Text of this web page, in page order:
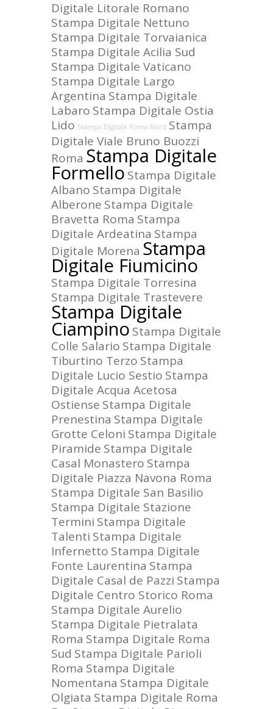
Digitale Litorale Romano
Stampa Digitale Nettuno
Stampa Digitale Torvaianica
Stampa Digitale Acilia Sud
Stampa Digitale Vaticano
Stampa Digitale Largo
Argentina Stampa Digitale
Labaro Stampa Digitale Ostia
Lido Stampa Digitale Roma Nord Stampa
Digitale Viale Bruno Buozzi
Roma Stampa Digitale
Formello Stampa Digitale
Albano Stampa Digitale
Alberone Stampa Digitale
Bravetta Roma Stampa
Digitale Ardeatina Stampa
Digitale Morena Stampa
Digitale Fiumicino
Stampa Digitale Torresina
Stampa Digitale Trastevere
Stampa Digitale
Ciampino Stampa Digitale
Colle Salario Stampa Digitale
Tiburtino Terzo Stampa
Digitale Lucio Sestio Stampa
Digitale Acqua Acetosa
Ostiense Stampa Digitale
Prenestina Stampa Digitale
Grotte Celoni Stampa Digitale
Piramide Stampa Digitale
Casal Monastero Stampa
Digitale Piazza Navona Roma
Stampa Digitale San Basilio
Stampa Digitale Stazione
Termini Stampa Digitale
Talenti Stampa Digitale
Infernetto Stampa Digitale
Fonte Laurentina Stampa
Digitale Casal de Pazzi Stampa
Digitale Centro Storico Roma
Stampa Digitale Aurelio
Stampa Digitale Pietralata
Roma Stampa Digitale Roma
Sud Stampa Digitale Parioli
Roma Stampa Digitale
Nomentana Stampa Digitale
Olgiata Stampa Digitale Roma